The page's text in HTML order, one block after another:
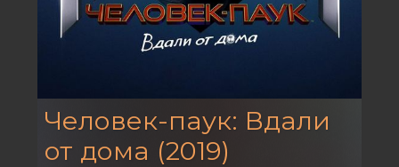
Человек-паук: Вдали
от дома (2019)